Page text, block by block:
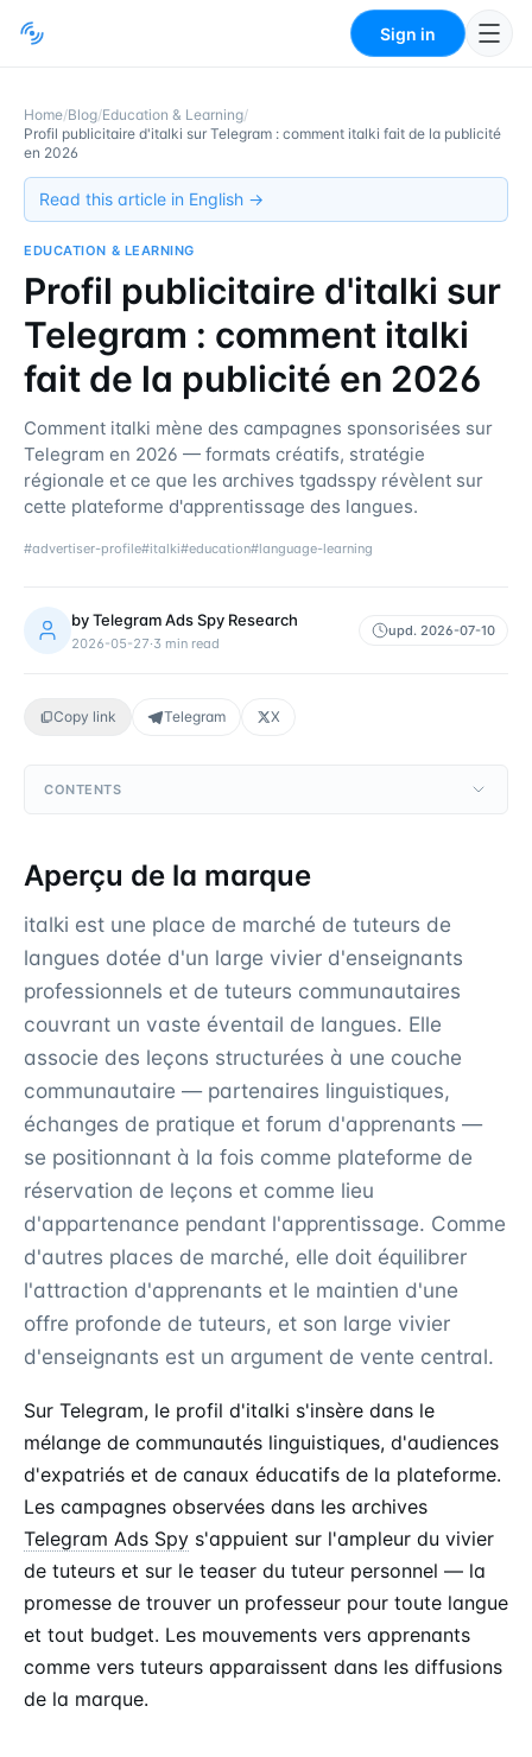
Sign in
Home/Blog/Education & Learning/
Profil publicitaire d'italki sur Telegram : comment italki fait de la publicité
en 2026
Read this article in English →
EDUCATION & LEARNING
Profil publicitaire d'italki sur
Telegram : comment italki
fait de la publicité en 2026
Comment italki mène des campagnes sponsorisées sur
Telegram en 2026 — formats créatifs, stratégie
régionale et ce que les archives tgadsspy révèlent sur
cette plateforme d'apprentissage des langues.
#advertiser-profile#italki#education#language-learning
byTelegram Ads Spy Research
2026-05-27·3 min read
upd. 2026-07-10
Copy link Telegram X
CONTENTS
Aperçu de la marque
italki est une place de marché de tuteurs de
langues dotée d'un large vivier d'enseignants
professionnels et de tuteurs communautaires
couvrant un vaste éventail de langues. Elle
associe des leçons structurées à une couche
communautaire — partenaires linguistiques,
échanges de pratique et forum d'apprenants —
se positionnant à la fois comme plateforme de
réservation de leçons et comme lieu
d'appartenance pendant l'apprentissage. Comme
d'autres places de marché, elle doit équilibrer
l'attraction d'apprenants et le maintien d'une
offre profonde de tuteurs, et son large vivier
d'enseignants est un argument de vente central.
Sur Telegram, le profil d'italki s'insère dans le
mélange de communautés linguistiques, d'audiences
d'expatriés et de canaux éducatifs de la plateforme.
Les campagnes observées dans les archives
Telegram Ads Spy s'appuient sur l'ampleur du vivier
de tuteurs et sur le teaser du tuteur personnel — la
promesse de trouver un professeur pour toute langue
et tout budget. Les mouvements vers apprenants
comme vers tuteurs apparaissent dans les diffusions
de la marque.